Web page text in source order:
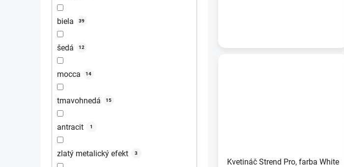
biela 39
šedá 12
mocca 14
tmavohnedá 15
antracit 1
zlatý metalický efekt 3
Kvetináč Strend Pro, farba White